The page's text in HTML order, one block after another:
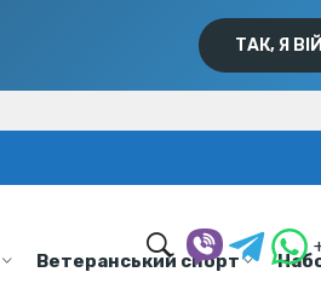
ТАК, Я
Ветеранський спорт